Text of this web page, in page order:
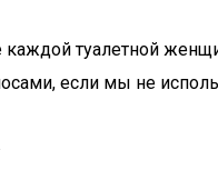
туалетной
если мы не